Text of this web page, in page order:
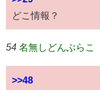
どこ情報？
54 名無しどんぶらこ
>>48